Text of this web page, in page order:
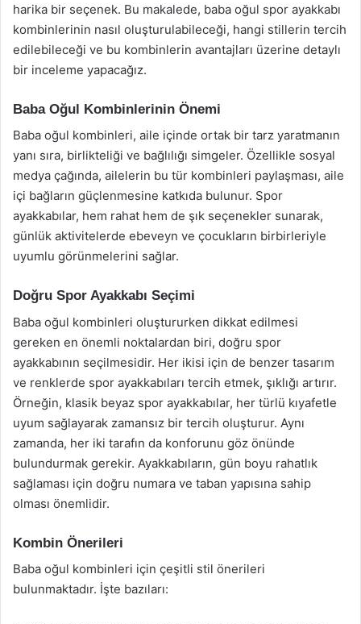
harika bir seçenek. Bu makalede, baba oğul spor ayakkabı
kombinlerinin nasıl oluşturulabileceği, hangi stillerin tercih
edilebileceği ve bu kombinlerin avantajları üzerine detaylı
bir inceleme yapacağız.
Baba Oğul Kombinlerinin Önemi
Baba oğul kombinleri, aile içinde ortak bir tarz yaratmanın
yanı sıra, birlikteliği ve bağlılığı simgeler. Özellikle sosyal
medya çağında, ailelerin bu tür kombinleri paylaşması, aile
içi bağların güçlenmesine katkıda bulunur. Spor
ayakkabılar, hem rahat hem de şık seçenekler sunarak,
günlük aktivitelerde ebeveyn ve çocukların birbirleriyle
uyumlu görünmelerini sağlar.
Doğru Spor Ayakkabı Seçimi
Baba oğul kombinleri oluştururken dikkat edilmesi
gereken en önemli noktalardan biri, doğru spor
ayakkabının seçilmesidir. Her ikisi için de benzer tasarım
ve renklerde spor ayakkabıları tercih etmek, şıklığı artırır.
Örneğin, klasik beyaz spor ayakkabılar, her türlü kıyafetle
uyum sağlayarak zamansız bir tercih oluşturur. Aynı
zamanda, her iki tarafın da konforunu göz önünde
bulundurmak gerekir. Ayakkabıların, gün boyu rahatlık
sağlaması için doğru numara ve taban yapısına sahip
olması önemlidir.
Kombin Önerileri
Baba oğul kombinleri için çeşitli stil önerileri
bulunmaktadır. İşte bazıları: